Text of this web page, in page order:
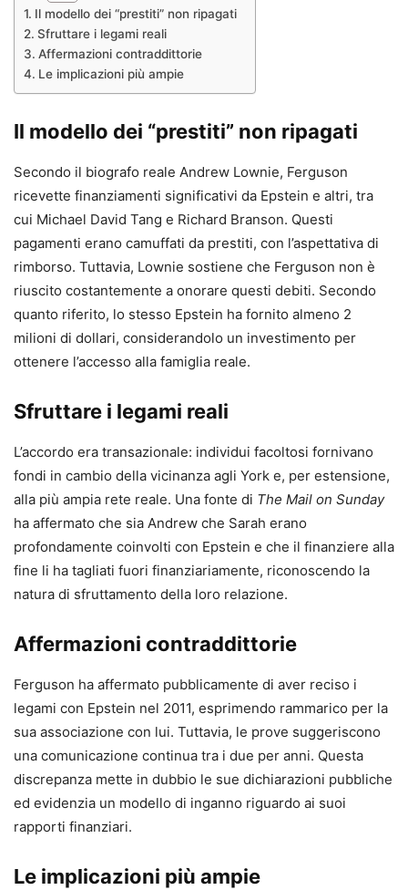
Il modello dei “prestiti” non ripagati
Sfruttare i legami reali
Affermazioni contraddittorie
Le implicazioni più ampie
Il modello dei “prestiti” non ripagati
Secondo il biografo reale Andrew Lownie, Ferguson
ricevette finanziamenti significativi da Epstein e altri, tra
cui Michael David Tang e Richard Branson. Questi
pagamenti erano camuffati da prestiti, con l’aspettativa di
rimborso. Tuttavia, Lownie sostiene che Ferguson non è
riuscito costantemente a onorare questi debiti. Secondo
quanto riferito, lo stesso Epstein ha fornito almeno 2
milioni di dollari, considerandolo un investimento per
ottenere l’accesso alla famiglia reale.
Sfruttare i legami reali
L’accordo era transazionale: individui facoltosi fornivano
fondi in cambio della vicinanza agli York e, per estensione,
alla più ampia rete reale. Una fonte di The Mail on Sunday
ha affermato che sia Andrew che Sarah erano
profondamente coinvolti con Epstein e che il finanziere alla
fine li ha tagliati fuori finanziariamente, riconoscendo la
natura di sfruttamento della loro relazione.
Affermazioni contraddittorie
Ferguson ha affermato pubblicamente di aver reciso i
legami con Epstein nel 2011, esprimendo rammarico per la
sua associazione con lui. Tuttavia, le prove suggeriscono
una comunicazione continua tra i due per anni. Questa
discrepanza mette in dubbio le sue dichiarazioni pubbliche
ed evidenzia un modello di inganno riguardo ai suoi
rapporti finanziari.
Le implicazioni più ampie